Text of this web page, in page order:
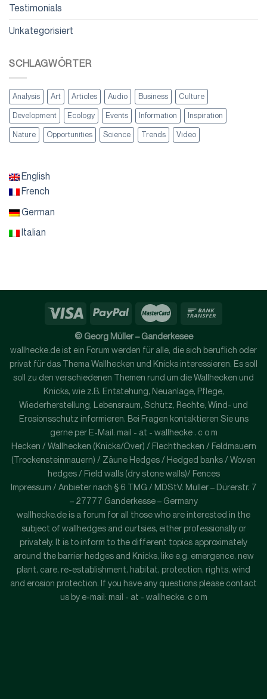
Testimonials
Unkategorisiert
SCHLAGWÖRTER
Analysis Art Articles Audio Business Culture
Development Ecology Events Information Inspiration
Nature Opportunities Science Trends Video
English
French
German
Italian
© Georg Müller – Ganderkesee
wallhecke.de ist ein Forum werden für alle, die sich beruflich oder
privat für das Thema Wallhecken und Knicks interessieren. Es soll
soll zu den verschiedenen Themen rund um die Wallhecken und
Knicks, wie z.B. Entstehung, Neuanlage, Pflege,
Wiederherstellung, Lebensraum, Schutz, Rechte, Wind- und
Erosionsschutz informieren. Bei Fragen kontaktieren Sie uns
gerne per E-Mail: mail - at - wallhecke . c o m
Hecken / Wallhecken (Knicks/Över) / Flechthecken / Feldmauern
(Trockensteinmauern) / Zäune Hedges / Hedged banks / Woven
hedges / Field walls (dry stone walls)/ Fences
Impressum / Anbieter nach § 6 TMG / MDStV: Müller – Dürerstr. 7
– 27777 Ganderkesse – Germany
wallhecke.de is a forum for all those who are interested in the
subject of wallhedges and curtsies, either professionally or
privately. It is to inform to the different topics approximately
around the barrier hedges and Knicks, like e.g. emergence, new
plant, care, re-establishment, habitat, protection, rights, wind
and erosion protection. If you have any questions please contact
us by e-mail: mail - at - wallhecke. c o m